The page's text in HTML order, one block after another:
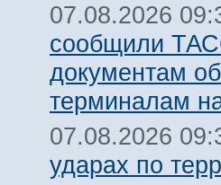
07.08.2026
сообщили
документам
терминалам
07.08.2026
ударах по